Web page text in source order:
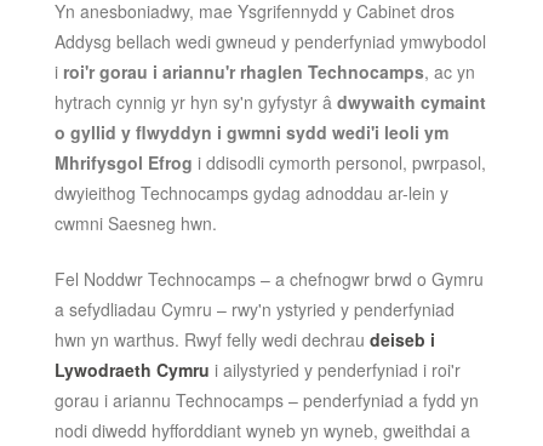
Yn anesboniadwy, mae Ysgrifennydd y Cabinet dros
Addysg bellach wedi gwneud y penderfyniad ymwybodol
i roi'r gorau i ariannu'r rhaglen Technocamps, ac yn
hytrach cynnig yr hyn sy'n gyfystyr â dwywaith cymaint
o gyllid y flwyddyn i gwmni sydd wedi'i leoli ym
Mhrifysgol Efrog i ddisodli cymorth personol, pwrpasol,
dwyieithog Technocamps gydag adnoddau ar-lein y
cwmni Saesneg hwn.
Fel Noddwr Technocamps – a chefnogwr brwd o Gymru
a sefydliadau Cymru – rwy'n ystyried y penderfyniad
hwn yn warthus. Rwyf felly wedi dechrau deiseb i
Lywodraeth Cymru i ailystyried y penderfyniad i roi'r
gorau i ariannu Technocamps – penderfyniad a fydd yn
nodi diwedd hyfforddiant wyneb yn wyneb, gweithdai a